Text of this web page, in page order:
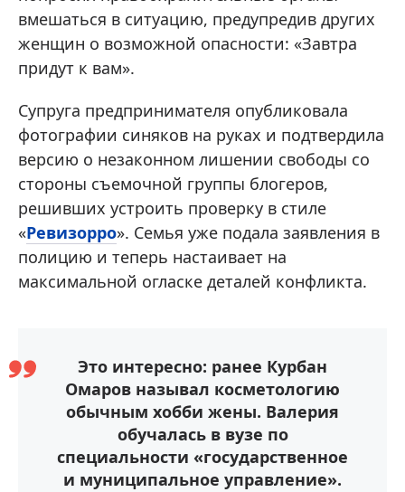
вмешаться в ситуацию, предупредив других
женщин о возможной опасности: «Завтра
придут к вам».
Супруга предпринимателя опубликовала
фотографии синяков на руках и подтвердила
версию о незаконном лишении свободы со
стороны съемочной группы блогеров,
решивших устроить проверку в стиле
«Ревизорро». Семья уже подала заявления в
полицию и теперь настаивает на
максимальной огласке деталей конфликта.
Это интересно: ранее Курбан
Омаров называл косметологию
обычным хобби жены. Валерия
обучалась в вузе по
специальности «государственное
и муниципальное управление».